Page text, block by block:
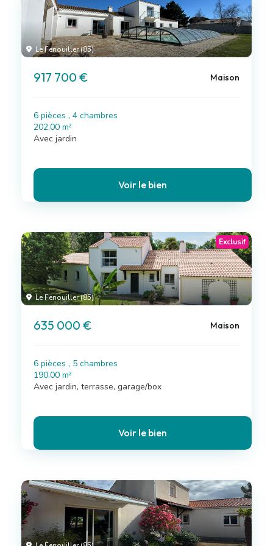
Le Fenouiller (85)
917 700 € Maison
6 pièces , 4 chambres
202.00 m²
Avec jardin
Voir le bien
Le Fenouiller (85)
Exclusif
635 000 € Maison
6 pièces , 5 chambres
190.00 m²
Avec jardin, terrasse, garage/box
Voir le bien